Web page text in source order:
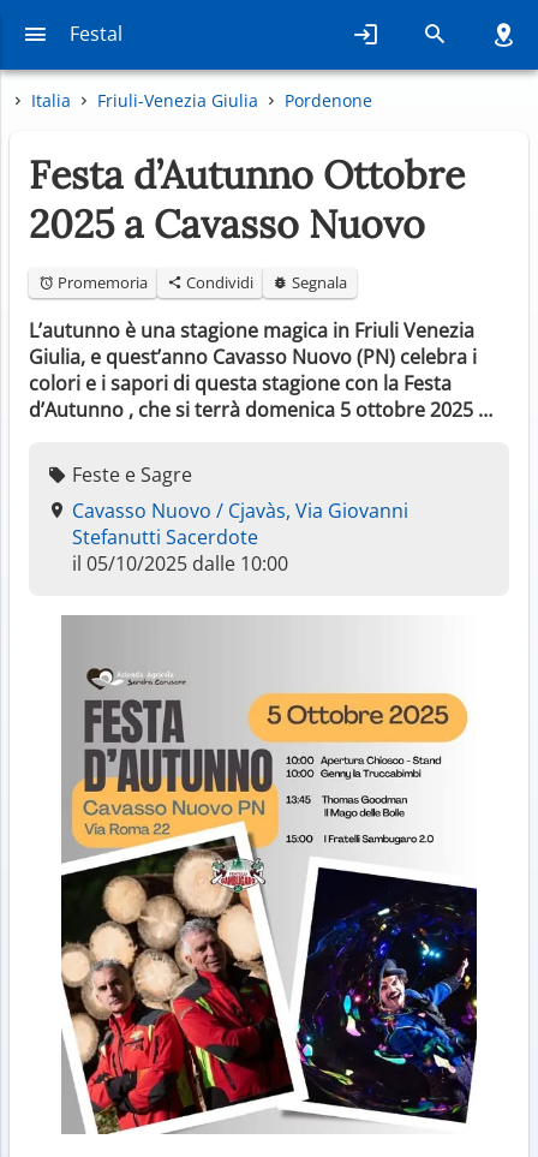
Festal
Italia Friuli-Venezia Giulia Pordenone
Festa d’Autunno Ottobre
2025 a Cavasso Nuovo
Promemoria Condividi Segnala
L’autunno è una stagione magica in Friuli Venezia
Giulia, e quest’anno Cavasso Nuovo (PN) celebra i
colori e i sapori di questa stagione con la Festa
d’Autunno , che si terrà domenica 5 ottobre 2025 …
Feste e Sagre
Cavasso Nuovo / Cjavàs, Via Giovanni
Stefanutti Sacerdote
il 05/10/2025 dalle 10:00